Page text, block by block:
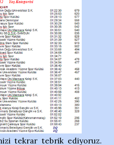
tekrar tebrik ediyoruz.